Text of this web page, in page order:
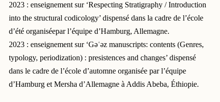
2023 : enseignement sur ‘Respecting Stratigraphy / Introduction
into the structural codicology’ dispensé dans la cadre de l’école
d’été organiséepar l’équipe d’Hamburg, Allemagne.
2023 : enseignement sur ‘Gəʿəz manuscripts: contents (Genres,
typology, periodization) : presistences and changes’ dispensé
dans le cadre de l’école d’automne organisée par l’équipe
d’Hamburg et Mersha d’Allemagne à Addis Abeba, Éthiopie.